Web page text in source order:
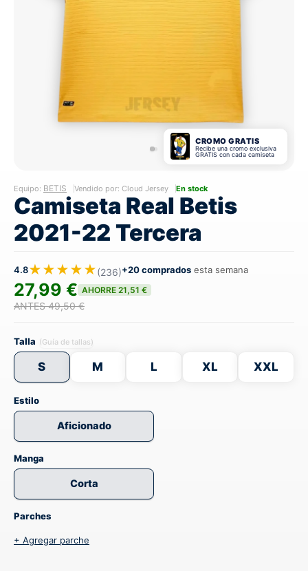
CROMO GRATIS
Recibe una cromo exclusiva
GRATIS con cada camiseta
Equipo: BETIS Vendido por: Cloud Jersey En stock
Camiseta Real Betis
2021-22 Tercera
4.8★★★★★(236)+20 comprados esta semana
27,99 € AHORRE 21,51 €
ANTES 49,50 €
Talla (Guía de tallas)
S M L XL XXL
Estilo
Aficionado
Manga
Corta
Parches
+ Agregar parche